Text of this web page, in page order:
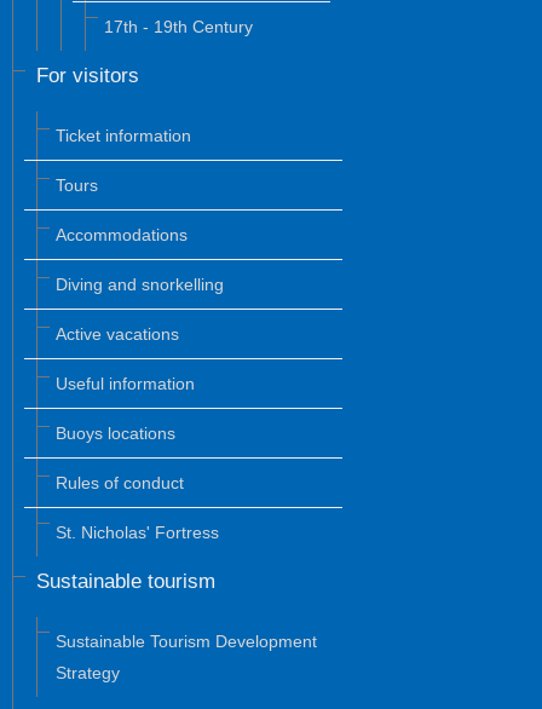
17th - 19th Century
For visitors
Ticket information
Tours
Accommodations
Diving and snorkelling
Active vacations
Useful information
Buoys locations
Rules of conduct
St. Nicholas' Fortress
Sustainable tourism
Sustainable Tourism Development
Strategy